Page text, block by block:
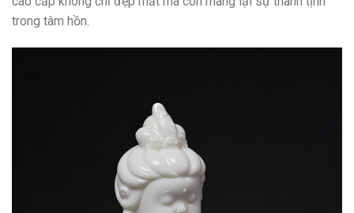
trong tâm hồn.